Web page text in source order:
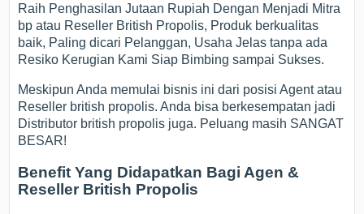
Raih Penghasilan Jutaan Rupiah Dengan Menjadi Mitra
bp atau Reseller British Propolis, Produk berkualitas
baik, Paling dicari Pelanggan, Usaha Jelas tanpa ada
Resiko Kerugian Kami Siap Bimbing sampai Sukses.
Meskipun Anda memulai bisnis ini dari posisi Agent atau
Reseller british propolis. Anda bisa berkesempatan jadi
Distributor british propolis juga. Peluang masih SANGAT
BESAR!
Benefit Yang Didapatkan Bagi Agen &
Reseller British Propolis